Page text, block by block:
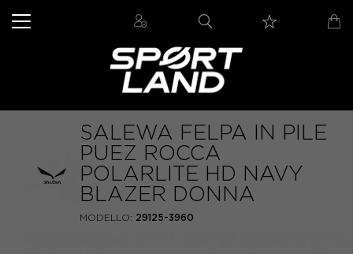
SALEWA FELPA IN PILE
PUEZ ROCCA
POLARLITE HD NAVY
BLAZER DONNA
MODELLO: 29125-3960